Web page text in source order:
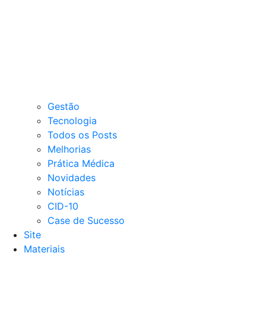
Gestão
Tecnologia
Todos os Posts
Melhorias
Prática Médica
Novidades
Notícias
CID-10
Case de Sucesso
Site
Materiais